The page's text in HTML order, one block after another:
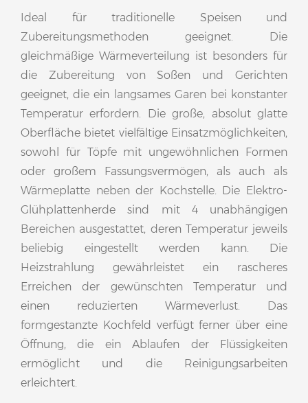
Ideal für traditionelle Speisen und
Zubereitungsmethoden geeignet. Die
gleichmäßige Wärmeverteilung ist besonders für
die Zubereitung von Soßen und Gerichten
geeignet, die ein langsames Garen bei konstanter
Temperatur erfordern. Die große, absolut glatte
Oberfläche bietet vielfältige Einsatzmöglichkeiten,
sowohl für Töpfe mit ungewöhnlichen Formen
oder großem Fassungsvermögen, als auch als
Wärmeplatte neben der Kochstelle. Die Elektro-
Glühplattenherde sind mit 4 unabhängigen
Bereichen ausgestattet, deren Temperatur jeweils
beliebig eingestellt werden kann. Die
Heizstrahlung gewährleistet ein rascheres
Erreichen der gewünschten Temperatur und
einen reduzierten Wärmeverlust. Das
formgestanzte Kochfeld verfügt ferner über eine
Öffnung, die ein Ablaufen der Flüssigkeiten
ermöglicht und die Reinigungsarbeiten
erleichtert.